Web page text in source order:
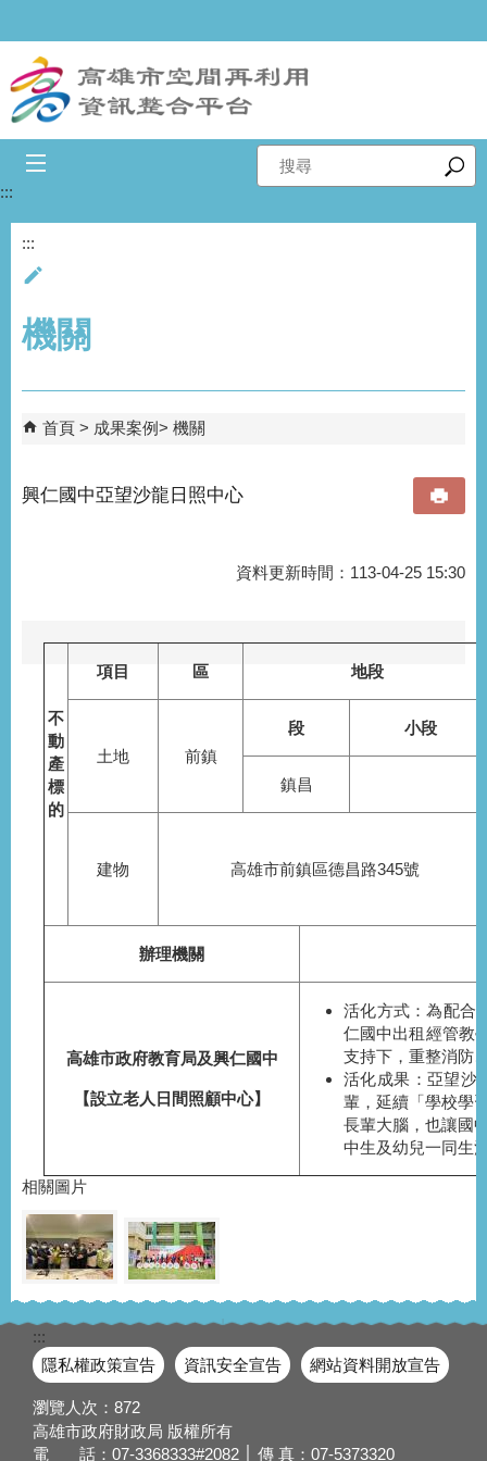
搜
尋
:::
:::
機關
首頁 成果案例 機關
興仁國中亞望沙龍日照中心
資料更新時間：113-04-25 15:30
不
動
產
標
的
項目 區 地段
土地 前鎮
段 小段
鎮昌
建物 高雄市前鎮區德昌路345號
辦理機關
高雄市政府教育局及興仁國中
【設立老人 日間照顧中心】
活化方式：為配合
仁國中出租經管教
支持下，重整消防
活化成果：亞望沙
輩，延續「學校學
長輩大腦，也讓國
中生及幼兒一同生
相關圖片
:::
隱私權政策宣告
資訊安全宣告 網站資料開放宣告
瀏覽人次： 872
高雄市政府財政局 版權所有
電 話：07-3368333#2082 │ 傳 真：07-5373320